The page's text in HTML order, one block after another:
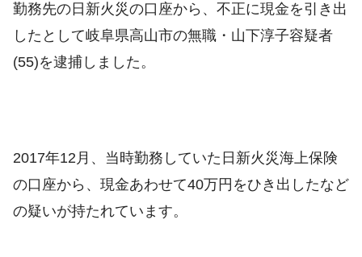
勤務先の日新火災の口座から、不正に現金を引き出
したとして岐阜県高山市の無職・山下淳子容疑者
(55)を逮捕しました。
2017年12月、当時勤務していた日新火災海上保険
の口座から、現金あわせて40万円をひき出したなど
の疑いが持たれています。